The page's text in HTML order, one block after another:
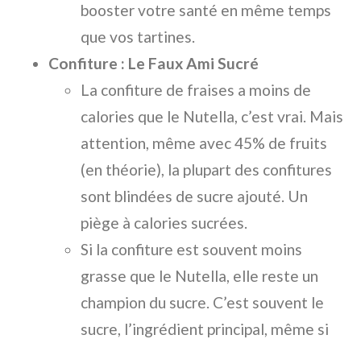
booster votre santé en même temps
que vos tartines.
Confiture : Le Faux Ami Sucré
La confiture de fraises a moins de
calories que le Nutella, c’est vrai. Mais
attention, même avec 45% de fruits
(en théorie), la plupart des confitures
sont blindées de sucre ajouté. Un
piège à calories sucrées.
Si la confiture est souvent moins
grasse que le Nutella, elle reste un
champion du sucre. C’est souvent le
sucre, l’ingrédient principal, même si